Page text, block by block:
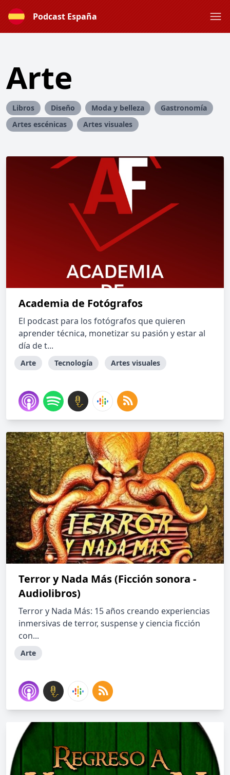
Podcast España
Arte
Libros Diseño Moda y belleza
Gastronomía
Artes escénicas
Artes visuales
Academia de Fotógrafos
El podcast para los fotógrafos que quieren
aprender técnica, monetizar su pasión y estar al
día de t...
Arte Tecnología Artes visuales
Terror y Nada Más (Ficción sonora -
Audiolibros)
Terror y Nada Más: 15 años creando experiencias
inmersivas de terror, suspense y ciencia ficción
con...
Arte